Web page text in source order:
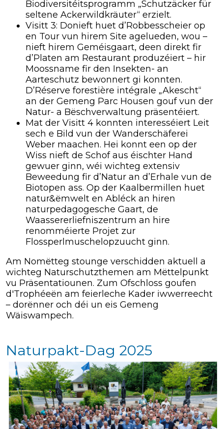
Biodiversitéitsprogramm „Schutzäcker für
seltene Ackerwildkräuter“ erzielt.
Visitt 3: Donieft huet d’Robbesscheier op
en Tour vun hirem Site agelueden, wou –
nieft hirem Geméisgaart, deen direkt fir
d’Platen am Restaurant produzéiert – hir
Moossname fir den Insekten- an
Aarteschutz bewonnert gi konnten.
D’Réserve forestière intégrale „Akescht“
an der Gemeng Parc Housen gouf vun der
Natur- a Bëschverwaltung präsentéiert.
Mat der Visitt 4 konnten interesséiert Leit
sech e Bild vun der Wanderschäferei
Weber maachen. Hei konnt een op der
Wiss nieft de Schof aus éischter Hand
gewuer ginn, wéi wichteg extensiv
Beweedung fir d’Natur an d’Erhale vun de
Biotopen ass. Op der Kaalbermillen huet
natur&ëmwelt en Abléck an hiren
naturpedagogesche Gaart, de
Waassererliefniszentrum an hire
renomméierte Projet zur
Flossperlmuschelopzuucht ginn.
Am Nomëtteg stounge verschidden aktuell a
wichteg Naturschutzthemen am Mëttelpunkt
vu Präsentatiounen. Zum Ofschloss goufen
d'Trophéeën am feierleche Kader iwwerreecht
– dorënner och déi un eis Gemeng
Wäiswampech.
Naturpakt-Dag 2025